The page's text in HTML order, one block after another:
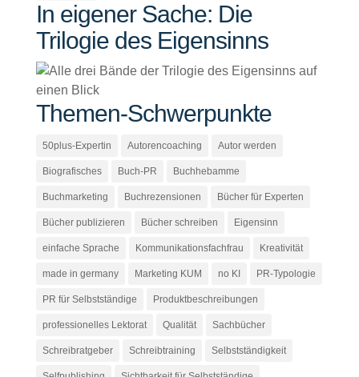
In eigener Sache: Die
Trilogie des Eigensinns
Themen-Schwerpunkte
50plus-Expertin Autorencoaching Autor werden
Biografisches Buch-PR Buchhebamme
Buchmarketing Buchrezensionen Bücher für Experten
Bücher publizieren Bücher schreiben Eigensinn
einfache Sprache Kommunikationsfachfrau Kreativität
made in germany Marketing KUM no KI PR-Typologie
PR für Selbstständige Produktbeschreibungen
professionelles Lektorat Qualität Sachbücher
Schreibratgeber Schreibtraining Selbstständigkeit